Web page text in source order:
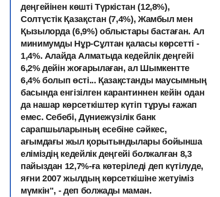
деңгейінен көшті Түркістан (12,8%),
Солтүстік Қазақстан (7,4%), Жамбыл мен
Қызылорда (6,9%) облыстары бастаған. Ал
минимумды Нұр-Сұлтан қаласы көрсетті -
1,4%. Алайда Алматыда кедейлік деңгейі
6,2% дейін жоғарылаған, ал Шымкентте
6,4% болып өсті... Қазақстанды маусымның
басында енгізілген карантиннен кейін одан
да нашар көрсеткіштер күтіп тұруы ғажап
емес. Себебі, Дүниежүзілік банк
сарапшыларының есебіне сәйкес,
ағымдағы жыл қорытындылары бойынша
еліміздің кедейлік деңгейі болжалған 8,3
пайыздан 12,7%-ға көтеріледі деп күтілуде,
яғни 2007 жылдың көрсеткішіне жетуіміз
мүмкін", - деп болжады маман.